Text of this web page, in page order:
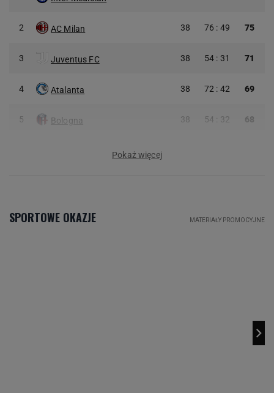
2 AC Milan 38 76 : 49 75
3 Juventus FC 38 54 : 31 71
4 Atalanta 38 72 : 42 69
5 Bologna 38 54 : 32 68
Pokaż więcej